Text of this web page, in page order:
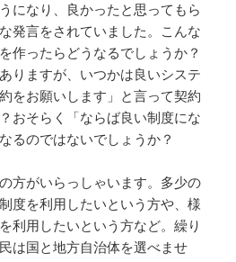
になり、良かったと思ってもら
発言をされていました。こんな
作ったらどうなるでしょうか？
りますが、いつかは良いシステ
をお願いします」と言って契約
おそらく「ならば良い制度にな
るのではないでしょうか？
方がいらっしゃいます。多少の
度を利用したいという方や、様
利用したいという方など。繰り
は国と地方自治体を選べませ